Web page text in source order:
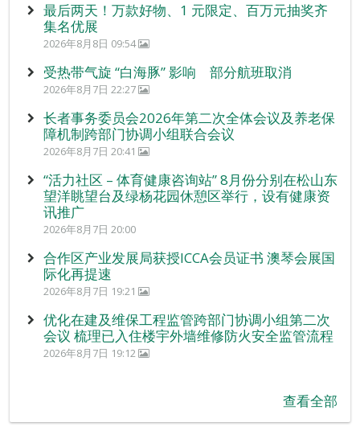
最后两天！万款好物、1 元限定、百万元抽奖齐
集名优展
2026年8月8日 09:54
受热带气旋 “白海豚” 影响 部分航班取消
2026年8月7日 22:27
长者事务委员会2026年第二次全体会议及养老保
障机制跨部门协调小组联合会议
2026年8月7日 20:41
“活力社区 – 体育健康咨询站” 8月份分别在松山东
望洋眺望台及绿杨花园休憩区举行，设有健康资
讯推广
2026年8月7日 20:00
合作区产业发展局获授ICCA会员证书 澳琴会展国
际化再提速
2026年8月7日 19:21
优化在建及维保工程监管跨部门协调小组第二次
会议 梳理已入住楼宇外墙维修防火安全监管流程
2026年8月7日 19:12
查看全部